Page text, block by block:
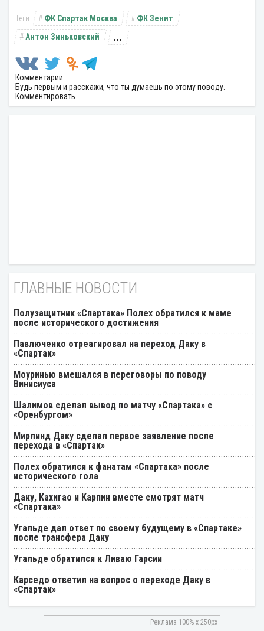
ФК Спартак Москва
ФК Зенит
Антон Зиньковский
...
Комментарии
Будь первым и расскажи, что ты думаешь по этому поводу.
Комментировать
ГЛАВНЫЕ НОВОСТИ
Полузащитник «Спартака» Полех обратился к маме
после исторического достижения
Павлюченко отреагировал на переход Даку в
«Спартак»
Моуринью вмешался в переговоры по поводу
Винисиуса
Шалимов сделал вывод по матчу «Спартака» с
«Оренбургом»
Мирлинд Даку сделал первое заявление после
перехода в «Спартак»
Полех обратился к фанатам «Спартака» после
исторического гола
Даку, Кахигао и Карпин вместе смотрят матч
«Спартака»
Угальде дал ответ по своему будущему в «Спартаке»
после трансфера Даку
Угальде обратился к Ливаю Гарсии
Карседо ответил на вопрос о переходе Даку в
«Спартак»